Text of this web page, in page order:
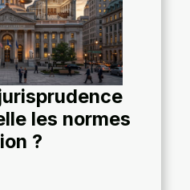
les normes
?